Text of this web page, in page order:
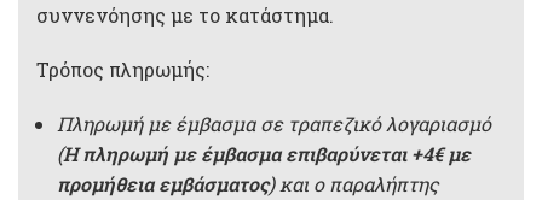
συννενόησης με το κατάστημα.
Τρόπος πληρωμής:
Πληρωμή με έμβασμα σε τραπεζικό λογαριασμό
(Η πληρωμή με έμβασμα επιβαρύνεται +4€ με
προμήθεια εμβάσματος) και ο παραλήπτης